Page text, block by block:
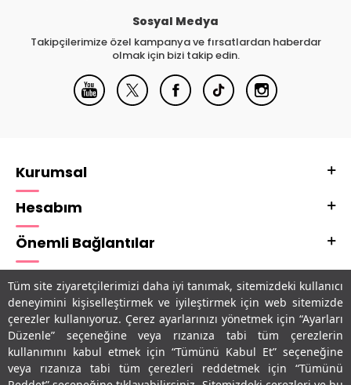
Tüm site ziyaretçilerimizi daha iyi tanımak, sitemizdeki kullanıcı
deneyimini kişiselleştirmek ve iyileştirmek için web sitemizde
çerezler kullanıyoruz. Çerez ayarlarınızı yönetmek için “Ayarları
Düzenle” seçeneğine veya rızanıza tabi tüm çerezlerin
kullanımını kabul etmek için “Tümünü Kabul Et” seçeneğine
veya rızanıza tabi tüm çerezleri reddetmek için “Tümünü
Sosyal Medya
Takipçilerimize özel kampanya ve fırsatlardan haberdar
olmak için bizi takip edin.
Kurumsal
Hesabım
Önemli Bağlantılar
Adres & İletişim
Uygulamalarımız